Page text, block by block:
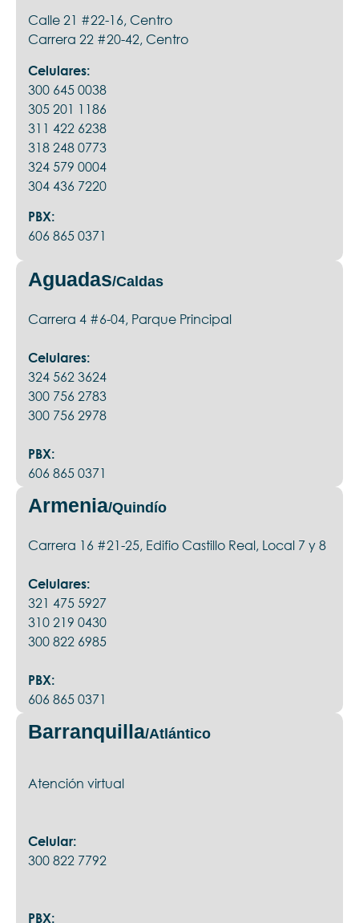
Calle 21 #22-16, Centro
Carrera 22 #20-42, Centro
Celulares:
300 645 0038
305 201 1186
311 422 6238
318 248 0773
324 579 0004
304 436 7220
PBX:
606 865 0371
Aguadas/Caldas
Carrera 4 #6-04, Parque Principal
Celulares:
324 562 3624
300 756 2783
300 756 2978
PBX:
606 865 0371
Armenia/Quindío
Carrera 16 #21-25, Edifio Castillo Real, Local 7 y 8
Celulares:
321 475 5927
310 219 0430
300 822 6985
PBX:
606 865 0371
Barranquilla/Atlántico
Atención virtual
Celular:
300 822 7792
PBX: